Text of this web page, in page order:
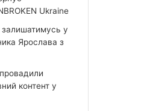
Ukraine
залишатимусь у
Ярослава з
контент у